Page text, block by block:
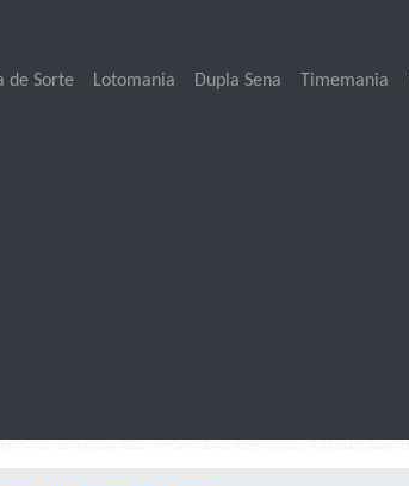
de Sorte Lotomania Dupla Sena Timemania